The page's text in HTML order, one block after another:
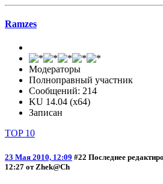
Ramzes
Модераторы
Полноправный участник
Сообщений: 214
KU 14.04 (x64)
Записан
TOP 10
23 Мая 2010, 12:09 #22 Последнее
12:27 от Zhek@Ch